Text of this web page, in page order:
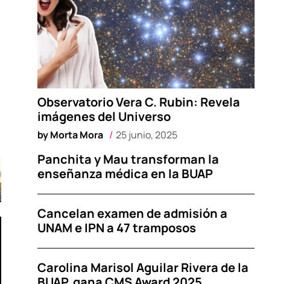
Observatorio Vera C. Rubin: Revela
imágenes del Universo
byMorta Mora 25 junio, 2025
Panchita y Mau transforman la
enseñanza médica en la BUAP
Cancelan examen de admisión a
UNAM e IPN a 47 tramposos
Carolina Marisol Aguilar Rivera de la